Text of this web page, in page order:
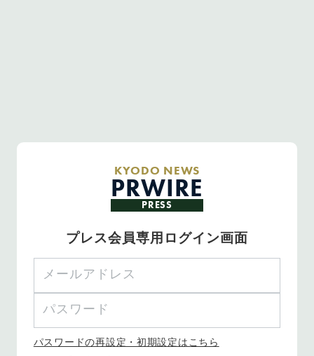
KYODO NEWS
PRWIRE
PRESS
プレス会員専用ログイン画面
パスワードの再設定・初期設定はこちら